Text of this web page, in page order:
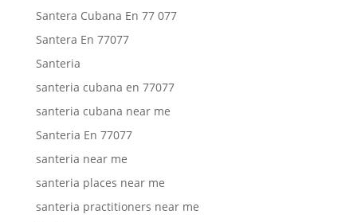
Santera Cubana En 77 077
Santera En 77077
Santeria
santeria cubana en 77077
santeria cubana near me
Santeria En 77077
santeria near me
santeria places near me
santeria practitioners near me